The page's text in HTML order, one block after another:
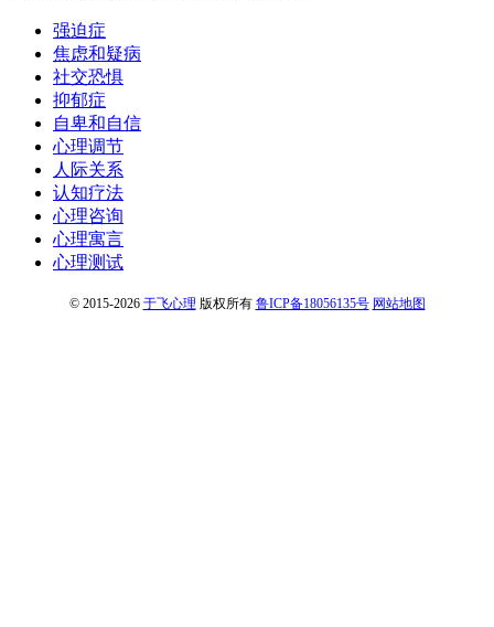
强迫症
焦虑和疑病
社交恐惧
抑郁症
自卑和自信
心理调节
人际关系
认知疗法
心理咨询
心理寓言
心理测试
© 2015-2026 于飞心理 版权所有 鲁ICP备18056135号 网站地图